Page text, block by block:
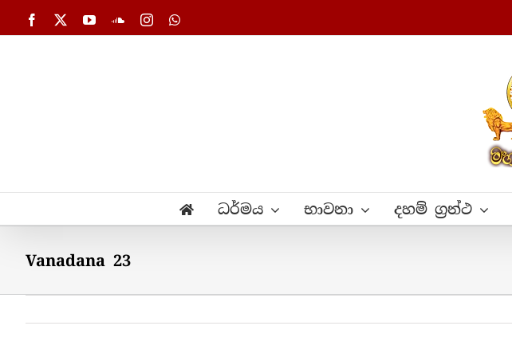
to
Facebook YouTubeSoundCloud
InstagramWhatsApp
ධර්මය භාවනා දහම් ග්‍රන්ථ
Vanadana 23